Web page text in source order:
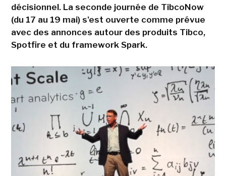
décisionnel. La seconde journée de TibcoNow
(du 17 au 19 mai) s'est ouverte comme prévue
avec des annonces autour des produits Tibco,
Spotfire et du framework Spark.